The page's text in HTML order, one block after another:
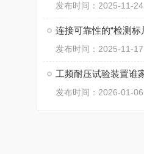
发布时间：2025-11-24
发布时间：2025-11-17
发布时间：2026-01-06